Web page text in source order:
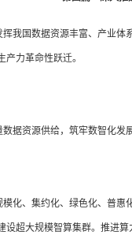
我国数据资源丰富、产业
力革命性跃迁。
据资源供给，筑牢数智化发
化、集约化、绿色化、普
超大规模智算集群。推进